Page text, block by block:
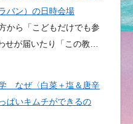
バン）の日時会場
から「こどもだけでも参
せが届いたり「この教…
なぜ〈白菜＋塩＆唐辛
ぱいキムチができるの